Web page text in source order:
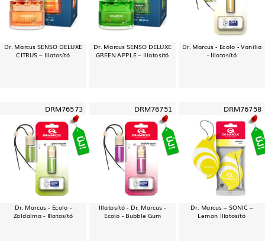
Dr. Marcus SENSO DELUXE
CITRUS – Illatosító
Dr. Marcus SENSO DELUXE
GREEN APPLE – Illatosító
Dr. Marcus - Ecolo - Vanília
- Illatosító
DRM76573
Dr. Marcus - Ecolo -
Zöldalma - Illatosító
DRM76751
Illatosító - Dr. Marcus -
Ecolo - Bubble Gum
DRM76758
Dr. Marcus – SONIC –
Lemon Illatosító